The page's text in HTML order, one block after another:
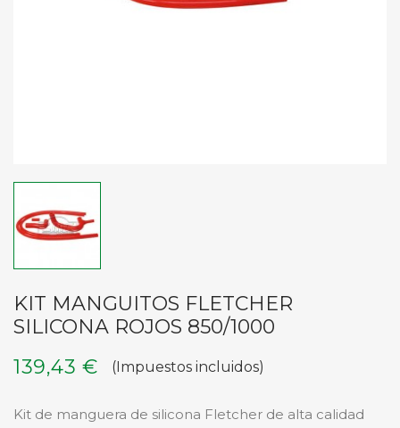
KIT MANGUITOS FLETCHER
SILICONA ROJOS 850/1000
139,43 €
(Impuestos incluidos)
Kit de manguera de silicona Fletcher de alta calidad